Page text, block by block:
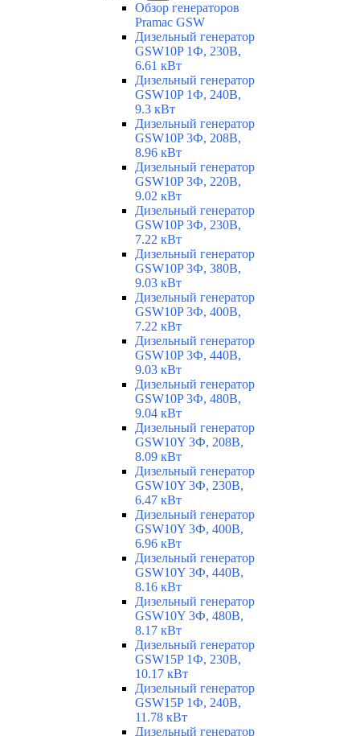
Обзор генераторов
Pramac GSW
Дизельный генератор
GSW10P 1Ф, 230В,
6.61 кВт
Дизельный генератор
GSW10P 1Ф, 240В,
9.3 кВт
Дизельный генератор
GSW10P 3Ф, 208В,
8.96 кВт
Дизельный генератор
GSW10P 3Ф, 220В,
9.02 кВт
Дизельный генератор
GSW10P 3Ф, 230В,
7.22 кВт
Дизельный генератор
GSW10P 3Ф, 380В,
9.03 кВт
Дизельный генератор
GSW10P 3Ф, 400В,
7.22 кВт
Дизельный генератор
GSW10P 3Ф, 440В,
9.03 кВт
Дизельный генератор
GSW10P 3Ф, 480В,
9.04 кВт
Дизельный генератор
GSW10Y 3Ф, 208В,
8.09 кВт
Дизельный генератор
GSW10Y 3Ф, 230В,
6.47 кВт
Дизельный генератор
GSW10Y 3Ф, 400В,
6.96 кВт
Дизельный генератор
GSW10Y 3Ф, 440В,
8.16 кВт
Дизельный генератор
GSW10Y 3Ф, 480В,
8.17 кВт
Дизельный генератор
GSW15P 1Ф, 230В,
10.17 кВт
Дизельный генератор
GSW15P 1Ф, 240В,
11.78 кВт
Дизельный генератор